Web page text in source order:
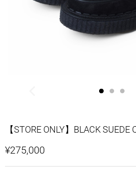
【STORE ONLY】BLACK SUEDE
¥275,000